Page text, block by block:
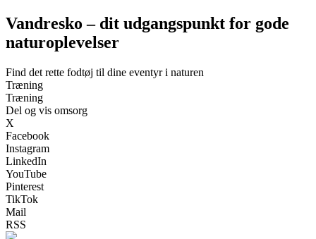
Vandresko – dit udgangspunkt for gode
naturoplevelser
Find det rette fodtøj til dine eventyr i naturen
Træning
Træning
Del og vis omsorg
X
Facebook
Instagram
LinkedIn
YouTube
Pinterest
TikTok
Mail
RSS